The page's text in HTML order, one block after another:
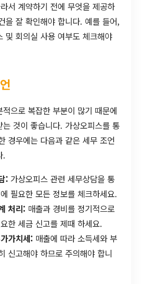
서 계약하기 전에 무엇을 제공하
을 잘 확인해야 합니다. 예를 들어,
및 회의실 사용 여부도 체크해야
으로 복잡한 부분이 많기 때문에
는 것이 좋습니다. 가상오피스를 통
경우에는 다음과 같은 세무 조언
.
: 가상오피스 관련 세무상담을 통
필요한 모든 정보를 체크하세요.
처리: 매출과 경비를 정기적으로
한 세금 신고를 제때 하세요.
가치세: 매출에 따라 소득세와 부
신고해야 하므로 주의해야 합니